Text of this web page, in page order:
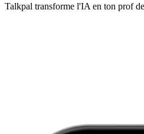
Talkpal transforme l'IA en ton prof